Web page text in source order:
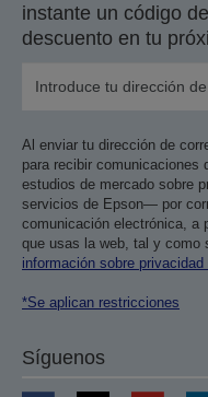
instante un código
descuento en tu
Al enviar tu dirección de
para recibir
estudios de mercado sobre
servicios de Epson— por
comunicación electrónica, a
que usas la web, tal y como
información sobre
*Se aplican restricciones
Síguenos